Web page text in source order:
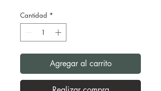
Cantidad *
Agregar al carrito